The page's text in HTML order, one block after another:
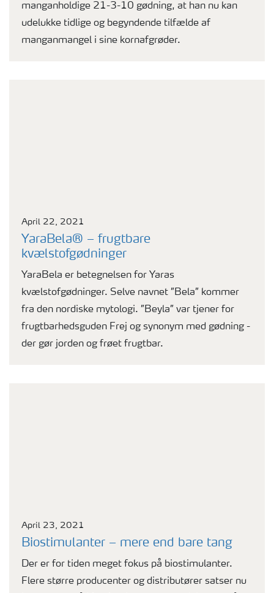
manganholdige 21-3-10 gødning, at han nu kan
udelukke tidlige og begyndende tilfælde af
manganmangel i sine kornafgrøder.
April 22, 2021
YaraBela® – frugtbare
kvælstofgødninger
YaraBela er betegnelsen for Yaras
kvælstofgødninger. Selve navnet ”Bela” kommer
fra den nordiske mytologi. ”Beyla” var tjener for
frugtbarhedsguden Frej og synonym med gødning -
der gør jorden og frøet frugtbar.
April 23, 2021
Biostimulanter – mere end bare tang
Der er for tiden meget fokus på biostimulanter.
Flere større producenter og distributører satser nu